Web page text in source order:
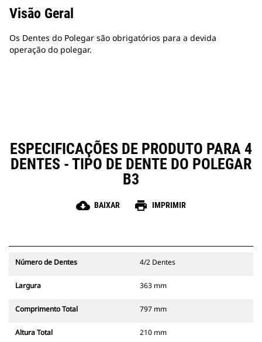
Visão Geral
Os Dentes do Polegar são obrigatórios para a devida
operação do polegar.
ESPECIFICAÇÕES DE PRODUTO PARA 4
DENTES - TIPO DE DENTE DO POLEGAR
B3
cloud_download BAIXAR print IMPRIMIR
Número de Dentes 4/2 Dentes
Largura 363 mm
Comprimento Total 797 mm
Altura Total 210 mm